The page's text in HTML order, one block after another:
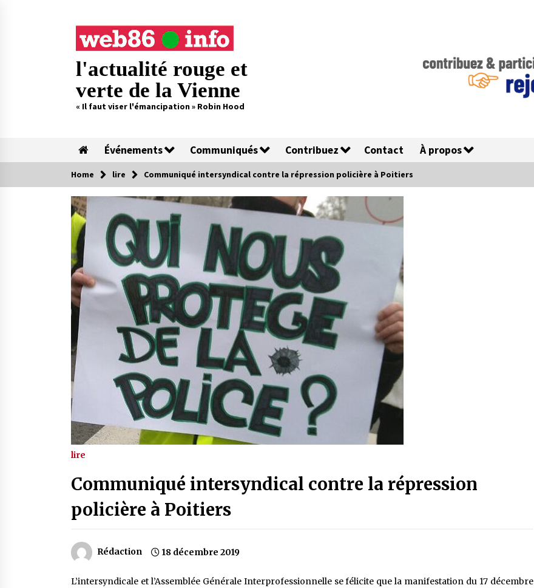
l'actualité rouge et
verte de la Vienne
« Il faut viser l'émancipation » Robin Hood
Événements Communiqués Contribuez Contact À propos
Home lire Communiqué intersyndical contre la répression policière à Poitiers
lire
Communiqué intersyndical contre la répression
policière à Poitiers
Rédaction 18 décembre 2019
L’intersyndicale et l’Assemblée Générale Interprofessionnelle se félicite que la manifestation du 17 décembre